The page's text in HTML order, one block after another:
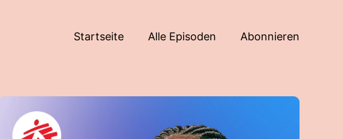
Startseite Alle Episoden Abonnieren